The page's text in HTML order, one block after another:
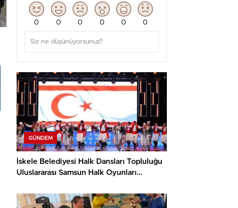
0 0 0 0 0 0
GÜNDEM
İskele Belediyesi Halk Dansları Topluluğu
Uluslararası Samsun Halk Oyunları
Ediyor